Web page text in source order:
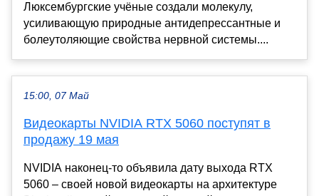
Люксембургские учёные создали молекулу,
усиливающую природные антидепрессантные и
болеутоляющие свойства нервной системы....
15:00, 07 Май
Видеокарты NVIDIA RTX 5060 поступят в
продажу 19 мая
NVIDIA наконец-то объявила дату выхода RTX
5060 – своей новой видеокарты на архитектуре